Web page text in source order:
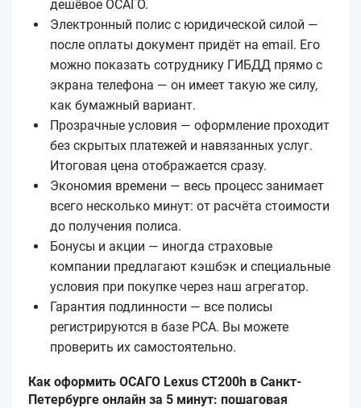
дешёвое ОСАГО.
Электронный полис с юридической силой —
после оплаты документ придёт на email. Его
можно показать сотруднику ГИБДД прямо с
экрана телефона — он имеет такую же силу,
как бумажный вариант.
Прозрачные условия — оформление проходит
без скрытых платежей и навязанных услуг.
Итоговая цена отображается сразу.
Экономия времени — весь процесс занимает
всего несколько минут: от расчёта стоимости
до получения полиса.
Бонусы и акции — иногда страховые
компании предлагают кэшбэк и специальные
условия при покупке через наш агрегатор.
Гарантия подлинности — все полисы
регистрируются в базе РСА. Вы можете
проверить их самостоятельно.
Как оформить ОСАГО Lexus CT200h в Санкт-
Петербурге онлайн за 5 минут: пошаговая